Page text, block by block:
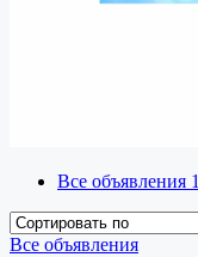
Все объявления 1
Все объявления